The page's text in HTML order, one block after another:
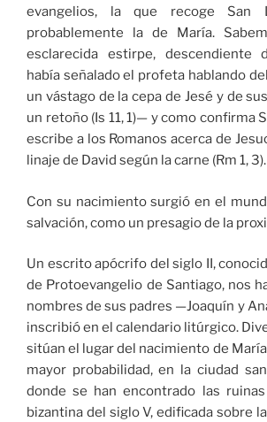
evangelios, la que recoge San
probablemente la de María.
esclarecida estirpe, descendiente
había señalado el profeta hablando
un vástago de la cepa de Jesé y de
un retoño (Is 11, 1)— y como confirma
escribe a los Romanos acerca de
linaje de David según la carne (Rm 1, 3).
Con su nacimiento surgió en el
salvación, como un presagio de la
Un escrito apócrifo del siglo II,
de Protoevangelio de Santiago, nos
nombres de sus padres —Joaquín y
inscribió en el calendario litúrgico.
sitúan el lugar del nacimiento de María
mayor probabilidad, en la ciudad
donde se han encontrado las
bizantina del siglo V, edificada sobre